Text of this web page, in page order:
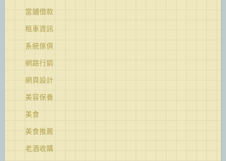
當鋪借款
租車資訊
系統傢俱
網路行銷
網頁設計
美容保養
美食
美食推薦
老酒收購